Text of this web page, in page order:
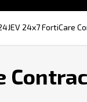
24x7 FortiCare